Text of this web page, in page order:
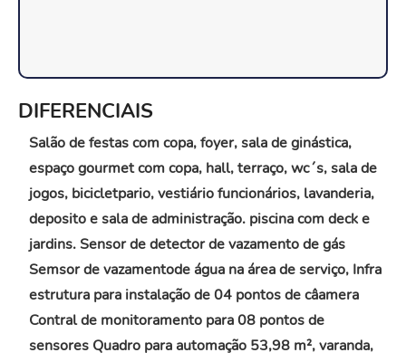
DIFERENCIAIS
Salão de festas com copa, foyer, sala de ginástica,
espaço gourmet com copa, hall, terraço, wc´s, sala de
jogos, bicicletpario, vestiário funcionários, lavanderia,
deposito e sala de administração. piscina com deck e
jardins. Sensor de detector de vazamento de gás
Semsor de vazamentode água na área de serviço, Infra
estrutura para instalação de 04 pontos de câamera
Contral de monitoramento para 08 pontos de
sensores Quadro para automação 53,98 m², varanda,